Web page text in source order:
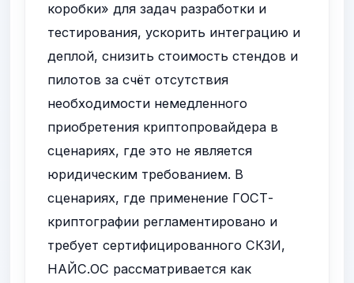
коробки» для задач разработки и
тестирования, ускорить интеграцию и
деплой, снизить стоимость стендов и
пилотов за счёт отсутствия
необходимости немедленного
приобретения криптопровайдера в
сценариях, где это не является
юридическим требованием. В
сценариях, где применение ГОСТ-
криптографии регламентировано и
требует сертифицированного СКЗИ,
НАЙС.ОС рассматривается как